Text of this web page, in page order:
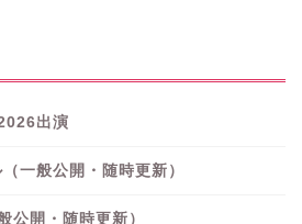
出演
一般公開・随時更新）
公開・随時更新）